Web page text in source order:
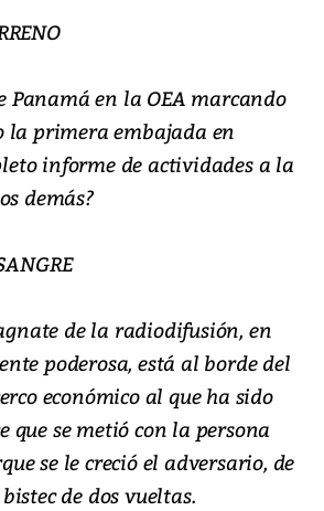
Panamá en la OEA marcando
la primera embajada en
informe de actividades a la
demás?
de la radiodifusión, en
poderosa, está al borde del
económico al que ha sido
que se metió con la persona
se le creció el adversario, de
de dos vueltas.